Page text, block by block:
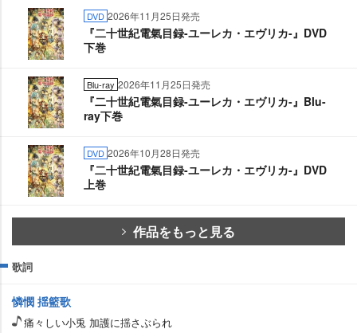
DVD 2026年11月25日発売
『二十世紀電氣目録-ユーレカ・エヴリカ-』DVD
下巻
Blu-ray 2026年11月25日発売
『二十世紀電氣目録-ユーレカ・エヴリカ-』Blu-
ray下巻
DVD 2026年10月28日発売
『二十世紀電氣目録-ユーレカ・エヴリカ-』DVD
上巻
作品をもっと見る
歌詞
憐憫 揺籃歌
痛々しい小兎 加護に揺さぶられ